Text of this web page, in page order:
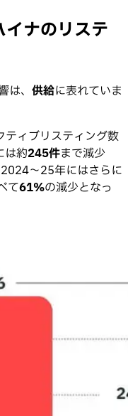
ナのリステ
、 供給に表れていま
ィブリスティング数
は約245件まで減少
〜25年にはさらに
て61%の減少となっ